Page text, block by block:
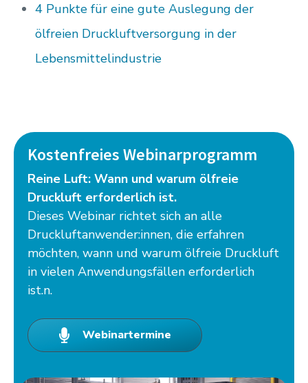
4 Punkte für eine gute Auslegung der
ölfreien Druckluftversorgung in der
Lebensmittelindustrie
Kostenfreies Webinarprogramm
Reine Luft: Wann und warum ölfreie
Druckluft erforderlich ist.
Dieses Webinar richtet sich an alle
Druckluftanwender:innen, die erfahren
möchten, wann und warum ölfreie Druckluft
in vielen Anwendungsfällen erforderlich
ist.n.
Webinartermine